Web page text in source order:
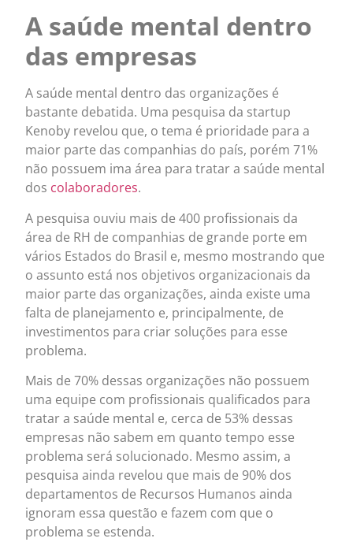
A saúde mental dentro
das empresas
A saúde mental dentro das organizações é
bastante debatida. Uma pesquisa da startup
Kenoby revelou que, o tema é prioridade para a
maior parte das companhias do país, porém 71%
não possuem ima área para tratar a saúde mental
dos colaboradores.
A pesquisa ouviu mais de 400 profissionais da
área de RH de companhias de grande porte em
vários Estados do Brasil e, mesmo mostrando que
o assunto está nos objetivos organizacionais da
maior parte das organizações, ainda existe uma
falta de planejamento e, principalmente, de
investimentos para criar soluções para esse
problema.
Mais de 70% dessas organizações não possuem
uma equipe com profissionais qualificados para
tratar a saúde mental e, cerca de 53% dessas
empresas não sabem em quanto tempo esse
problema será solucionado. Mesmo assim, a
pesquisa ainda revelou que mais de 90% dos
departamentos de Recursos Humanos ainda
ignoram essa questão e fazem com que o
problema se estenda.